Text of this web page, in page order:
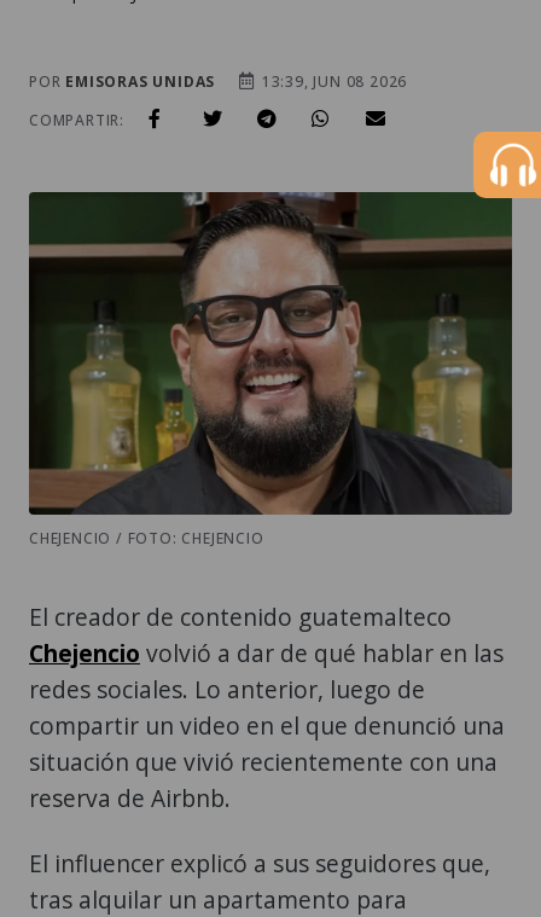
POR EMISORAS UNIDAS
13:39, JUN 08 2026
COMPARTIR:
CHEJENCIO / FOTO: CHEJENCIO
El creador de contenido guatemalteco
Chejencio volvió a dar de qué hablar en las
redes sociales. Lo anterior, luego de
compartir un video en el que denunció una
situación que vivió recientemente con una
reserva de Airbnb.
El influencer explicó a sus seguidores que,
tras alquilar un apartamento para